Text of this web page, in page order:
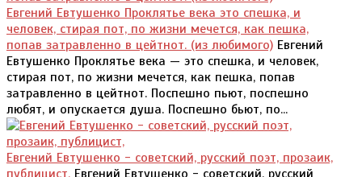
Евгений Евтушенко Проклятье века это спешка, и
человек, стирая пот, по жизни мечется, как пешка,
попав затравленно в цейтнот. (из любимого) Евгений
Евтушенко Проклятье века — это спешка, и человек,
стирая пот, по жизни мечется, как пешка, попав
затравленно в цейтнот. Поспешно пьют, поспешно
любят, и опускается душа. Поспешно бьют, по...
Евгений Евтушенко - советский, русский поэт, прозаик,